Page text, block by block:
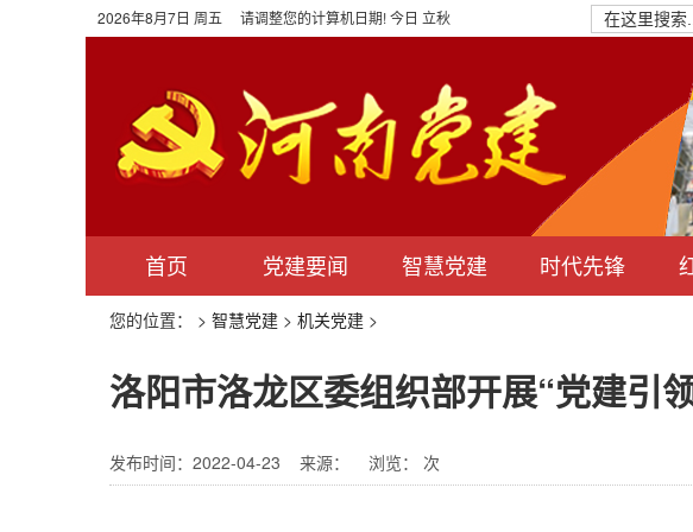
2026年8月7日 周五 请调整您的计算机日期! 今日 立秋
首页 党建要闻 智慧党建 时代先锋
您的位置： > 智慧党建 > 机关党建 >
洛阳市洛龙区委组织部开展“党建引
发布时间：2022-04-23 来源： 浏览： 次